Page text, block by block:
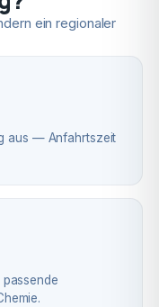
ein regionaler
aus — Anfahrtszeit